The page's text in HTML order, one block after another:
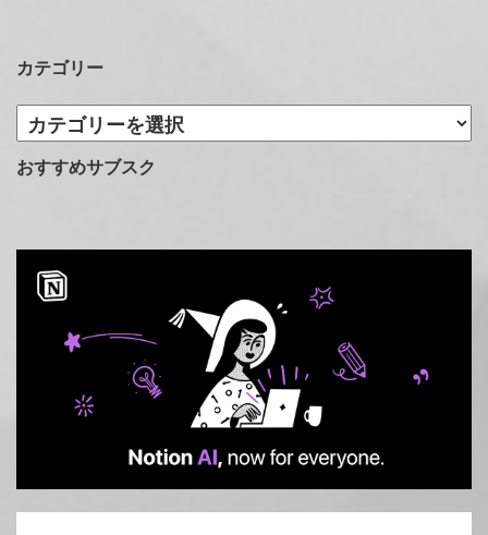
カテゴリー
カ
テ
ゴ
おすすめサブスク